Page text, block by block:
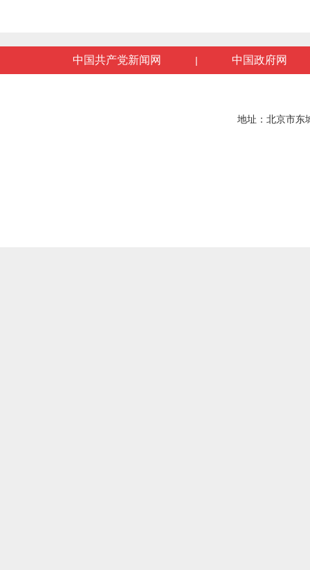
中国共产党新闻网 | 中国政府网
地址：北京市东